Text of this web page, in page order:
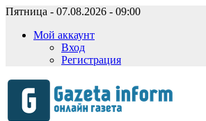
Пятница - 07.08.2026 - 09:00
Мой аккаунт
Вход
Регистрация